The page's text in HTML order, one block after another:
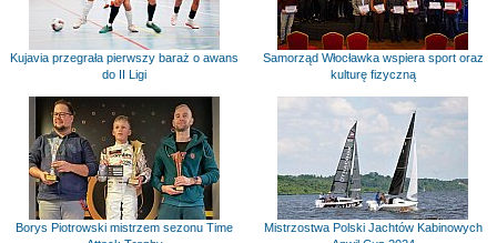
Kujavia przegrała pierwszy baraż o awans
do II Ligi
Samorząd Włocławka wspiera sport oraz
kulturę fizyczną
Borys Piotrowski mistrzem sezonu Time
Mistrzostwa Polski Jachtów Kabinowych